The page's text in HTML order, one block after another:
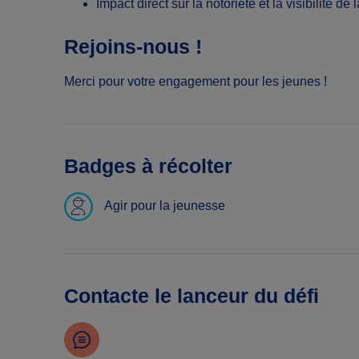
Impact direct sur la notoriété et la visibilité de
Rejoins-nous !
Merci pour votre engagement pour les jeunes !
Badges à récolter
Agir pour la jeunesse
Contacte le lanceur du défi